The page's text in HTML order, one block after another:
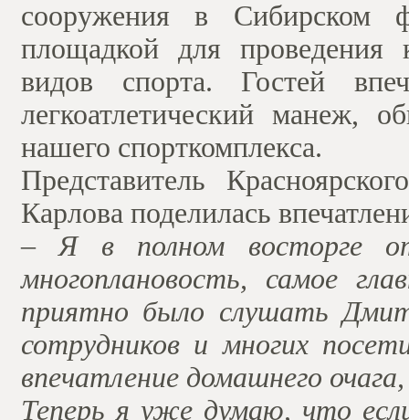
сооружения в Сибирском
площадкой для проведения
видов спорта. Гостей
легкоатлетический манеж,
нашего спорткомплекса.
Представитель
Карлова поделилась
– Я в полном восторге
многоплановость, самое
приятно было слушать
сотрудников и многих
впечатление домашнего
Теперь я уже думаю, что